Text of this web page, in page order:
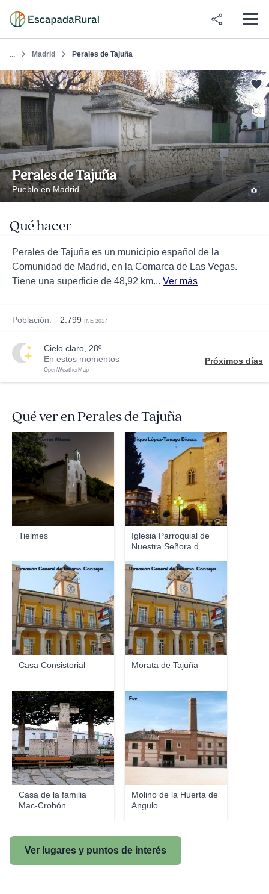
... Madrid Perales de Tajuña
Perales de Tajuña
Pueblo en Madrid
Qué hacer
Perales de Tajuña es un municipio español de la
Comunidad de Madrid, en la Comarca de Las Vegas.
Tiene una superficie de 48,92 km... Ver más
Población: 2.799 INE 2017
cielo claro, 28º
En estos momentos
OpenWeatherMap
Próximos días
Qué ver en Perales de Tajuña
Tielmes
Ruben De Torres Altares
Iglesia Parroquial de
Nuestra Señora d...
Enrique López-Tamayo Biosca
Casa Consistorial
Dirección General de Turismo. Consejería de Economía e Innovación Tecnológica. Comunidad de Madrid
Morata de Tajuña
Dirección General de Turismo. Consejería de Economía e Innovación Tecnológica. Comunidad de Madrid
Casa de la familia
Mac-Crohón
José Ant. L.V.
Molino de la Huerta de
Angulo
Fev
Ver lugares y puntos de interés